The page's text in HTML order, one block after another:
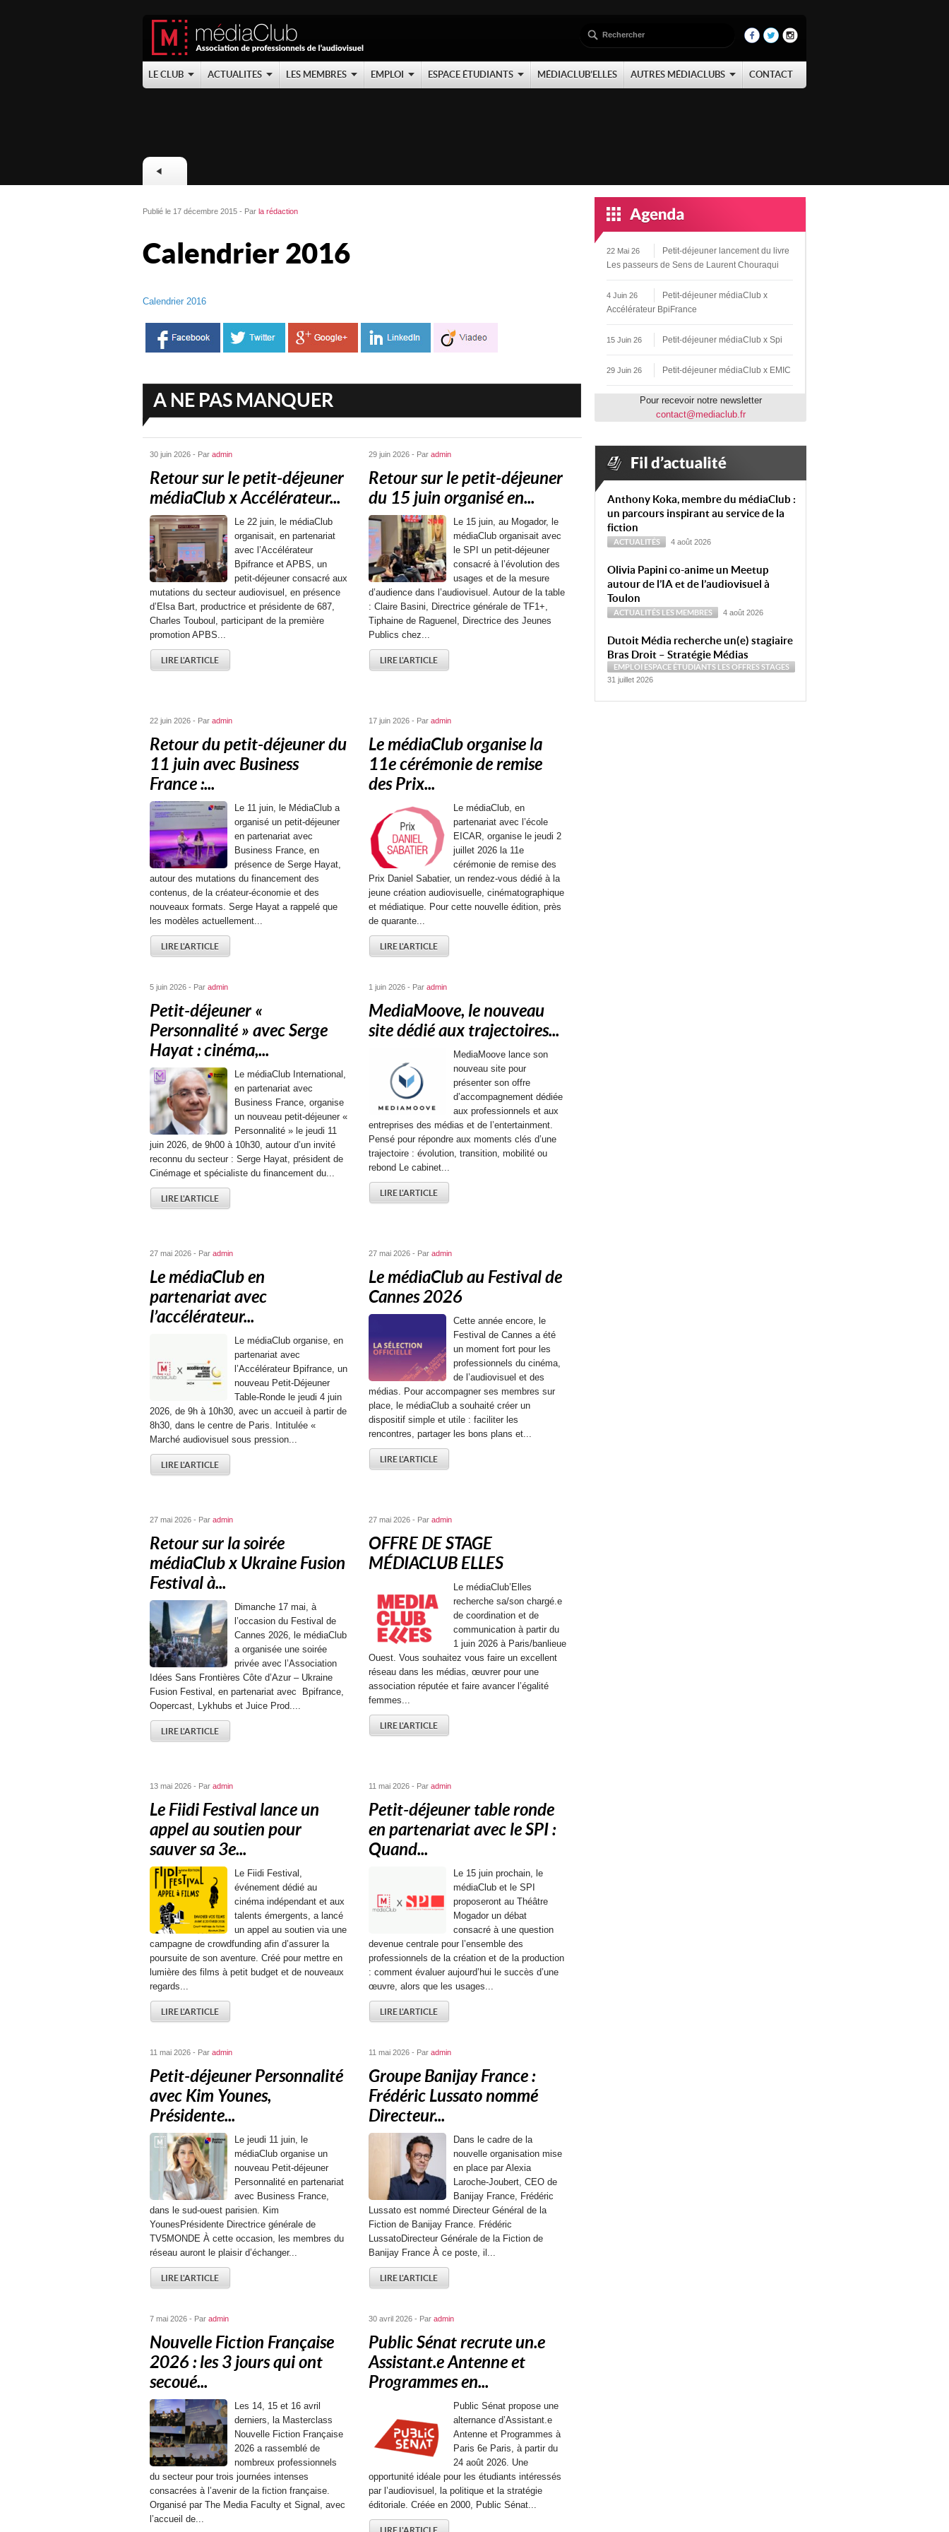
LE CLUB ACTUALITES LES MEMBRES EMPLOI ESPACE ÉTUDIANTS MÉDIACLUB’ELLES AUTRES MÉDIACLUBS CONTACT
Publié le 17 décembre 2015 - Par la rédaction
Calendrier 2016
Calendrier 2016
A NE PAS MANQUER
30 juin 2026 - Par admin
Retour sur le petit-déjeuner
médiaClub x Accélérateur...
Le 22 juin, le médiaClub
organisait, en partenariat
avec l’Accélérateur
Bpifrance et APBS, un
petit-déjeuner consacré aux
mutations du secteur audiovisuel, en présence
d’Elsa Bart, productrice et présidente de 687,
Charles Touboul, participant de la première
promotion APBS...
LIRE L'ARTICLE
29 juin 2026 - Par admin
Retour sur le petit-déjeuner
du 15 juin organisé en...
Le 15 juin, au Mogador, le
médiaClub organisait avec
le SPI un petit-déjeuner
consacré à l’évolution des
usages et de la mesure
d’audience dans l’audiovisuel. Autour de la table
: Claire Basini, Directrice générale de TF1+,
Tiphaine de Raguenel, Directrice des Jeunes
Publics chez...
LIRE L'ARTICLE
22 juin 2026 - Par admin
Retour du petit-déjeuner du
11 juin avec Business
France :...
Le 11 juin, le MédiaClub a
organisé un petit-déjeuner
en partenariat avec
Business France, en
présence de Serge Hayat,
autour des mutations du financement des
contenus, de la créateur-économie et des
nouveaux formats. Serge Hayat a rappelé que
les modèles actuellement...
LIRE L'ARTICLE
17 juin 2026 - Par admin
Le médiaClub organise la
11e cérémonie de remise
des Prix...
Le médiaClub, en
partenariat avec l’école
EICAR, organise le jeudi 2
juillet 2026 la 11e
cérémonie de remise des
Prix Daniel Sabatier, un rendez-vous dédié à la
jeune création audiovisuelle, cinématographique
et médiatique. Pour cette nouvelle édition, près
de quarante...
LIRE L'ARTICLE
5 juin 2026 - Par admin
Petit-déjeuner «
Personnalité » avec Serge
Hayat : cinéma,...
Le médiaClub International,
en partenariat avec
Business France, organise
un nouveau petit-déjeuner «
Personnalité » le jeudi 11
juin 2026, de 9h00 à 10h30, autour d’un invité
reconnu du secteur : Serge Hayat, président de
Cinémage et spécialiste du financement du...
LIRE L'ARTICLE
1 juin 2026 - Par admin
MediaMoove, le nouveau
site dédié aux trajectoires...
MediaMoove lance son
nouveau site pour
présenter son offre
d’accompagnement dédiée
aux professionnels et aux
entreprises des médias et de l’entertainment.
Pensé pour répondre aux moments clés d’une
trajectoire : évolution, transition, mobilité ou
rebond Le cabinet...
LIRE L'ARTICLE
27 mai 2026 - Par admin
Le médiaClub en
partenariat avec
l’accélérateur...
Le médiaClub organise, en
partenariat avec
l’Accélérateur Bpifrance, un
nouveau Petit-Déjeuner
Table-Ronde le jeudi 4 juin
2026, de 9h à 10h30, avec un accueil à partir de
8h30, dans le centre de Paris. Intitulée «
Marché audiovisuel sous pression...
LIRE L'ARTICLE
27 mai 2026 - Par admin
Le médiaClub au Festival de
Cannes 2026
Cette année encore, le
Festival de Cannes a été
un moment fort pour les
professionnels du cinéma,
de l’audiovisuel et des
médias. Pour accompagner ses membres sur
place, le médiaClub a souhaité créer un
dispositif simple et utile : faciliter les
rencontres, partager les bons plans et...
LIRE L'ARTICLE
27 mai 2026 - Par admin
Retour sur la soirée
médiaClub x Ukraine Fusion
Festival à...
Dimanche 17 mai, à
l’occasion du Festival de
Cannes 2026, le médiaClub
a organisée une soirée
privée avec l’Association
Idées Sans Frontières Côte d’Azur – Ukraine
Fusion Festival, en partenariat avec Bpifrance,
Oopercast, Lykhubs et Juice Prod....
LIRE L'ARTICLE
27 mai 2026 - Par admin
OFFRE DE STAGE
MÉDIACLUB ELLES
Le médiaClub’Elles
recherche sa/son chargé.e
de coordination et de
communication à partir du
1 juin 2026 à Paris/banlieue
Ouest. Vous souhaitez vous faire un excellent
réseau dans les médias, œuvrer pour une
association réputée et faire avancer l’égalité
femmes...
LIRE L'ARTICLE
13 mai 2026 - Par admin
Le Fiidi Festival lance un
appel au soutien pour
sauver sa 3e...
Le Fiidi Festival,
événement dédié au
cinéma indépendant et aux
talents émergents, a lancé
un appel au soutien via une
campagne de crowdfunding afin d’assurer la
poursuite de son aventure. Créé pour mettre en
lumière des films à petit budget et de nouveaux
regards...
LIRE L'ARTICLE
11 mai 2026 - Par admin
Petit-déjeuner table ronde
en partenariat avec le SPI :
Quand...
Le 15 juin prochain, le
médiaClub et le SPI
proposeront au Théâtre
Mogador un débat
consacré à une question
devenue centrale pour l’ensemble des
professionnels de la création et de la production
: comment évaluer aujourd’hui le succès d’une
œuvre, alors que les usages...
LIRE L'ARTICLE
11 mai 2026 - Par admin
Petit-déjeuner Personnalité
avec Kim Younes,
Présidente...
Le jeudi 11 juin, le
médiaClub organise un
nouveau Petit-déjeuner
Personnalité en partenariat
avec Business France,
dans le sud-ouest parisien. Kim
YounesPrésidente Directrice générale de
TV5MONDE À cette occasion, les membres du
réseau auront le plaisir d’échanger...
LIRE L'ARTICLE
11 mai 2026 - Par admin
Groupe Banijay France :
Frédéric Lussato nommé
Directeur...
Dans le cadre de la
nouvelle organisation mise
en place par Alexia
Laroche-Joubert, CEO de
Banijay France, Frédéric
Lussato est nommé Directeur Général de la
Fiction de Banijay France. Frédéric
LussatoDirecteur Générale de la Fiction de
Banijay France À ce poste, il...
LIRE L'ARTICLE
7 mai 2026 - Par admin
Nouvelle Fiction Française
2026 : les 3 jours qui ont
secoué...
Les 14, 15 et 16 avril
derniers, la Masterclass
Nouvelle Fiction Française
2026 a rassemblé de
nombreux professionnels
du secteur pour trois journées intenses
consacrées à l’avenir de la fiction française.
Organisé par The Media Faculty et Signal, avec
l’accueil de...
30 avril 2026 - Par admin
Public Sénat recrute un.e
Assistant.e Antenne et
Programmes en...
Public Sénat propose une
alternance d’Assistant.e
Antenne et Programmes à
Paris 6e Paris, à partir du
24 août 2026. Une
opportunité idéale pour les étudiants intéressés
par l’audiovisuel, la politique et la stratégie
éditoriale. Créée en 2000, Public Sénat...
22 Mai 26
Petit-déjeuner lancement du livre
Les passeurs de Sens de Laurent Chouraqui
4 Juin 26
Petit-déjeuner médiaClub x
Accélérateur BpiFrance
15 Juin 26 Petit-déjeuner médiaClub x Spi
29 Juin 26 Petit-déjeuner médiaClub x EMIC
Pour recevoir notre newsletter
contact@mediaclub.fr
Anthony Koka, membre du médiaClub :
un parcours inspirant au service de la
fiction
ACTUALITÉS 4 août 2026
Olivia Papini co-anime un Meetup
autour de l’IA et de l’audiovisuel à
Toulon
ACTUALITÉS LES MEMBRES 4 août 2026
Dutoit Média recherche un(e) stagiaire
Bras Droit – Stratégie Médias
EMPLOI ESPACE ÉTUDIANTS LES OFFRESSTAGES
31 juillet 2026